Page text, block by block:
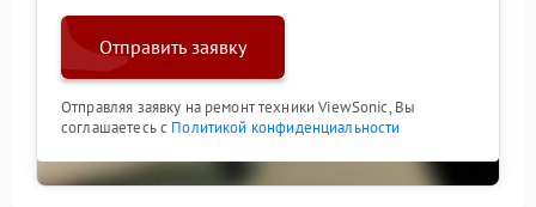
Отправить заявку
Отправляя заявку на ремонт техники ViewSonic, Вы
соглашаетесь с Политикой конфиденциальности